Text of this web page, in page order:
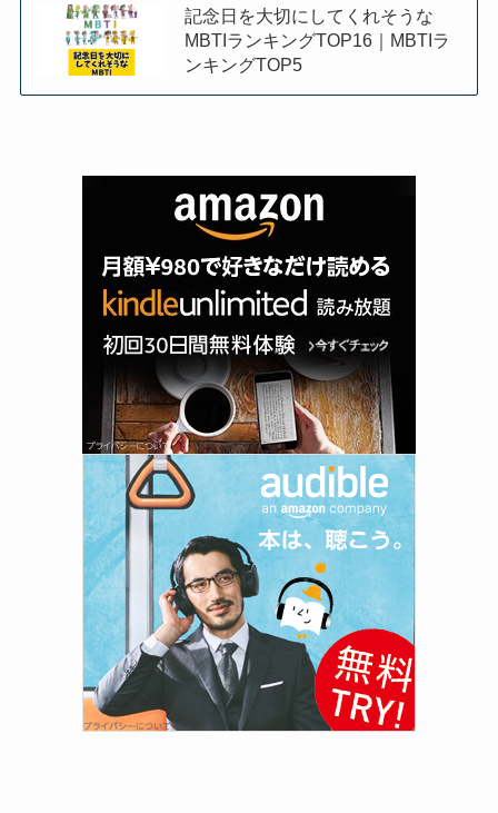
記念日を大切にしてくれそうな
MBTIランキングTOP16｜MBTIラ
ンキングTOP5